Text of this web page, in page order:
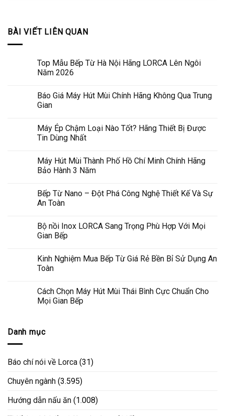
BÀI VIẾT LIÊN QUAN
Top Mẫu Bếp Từ Hà Nội Hãng LORCA Lên Ngôi
Năm 2026
Báo Giá Máy Hút Mùi Chính Hãng Không Qua Trung
Gian
Máy Ép Chậm Loại Nào Tốt? Hãng Thiết Bị Được
Tin Dùng Nhất
Máy Hút Mùi Thành Phố Hồ Chí Minh Chính Hãng
Bảo Hành 3 Năm
Bếp Từ Nano – Đột Phá Công Nghệ Thiết Kế Và Sự
An Toàn
Bộ nồi Inox LORCA Sang Trọng Phù Hợp Với Mọi
Gian Bếp
Kinh Nghiệm Mua Bếp Từ Giá Rẻ Bền Bỉ Sử Dụng An
Toàn
Cách Chọn Máy Hút Mùi Thái Bình Cực Chuẩn Cho
Mọi Gian Bếp
Danh mục
Báo chí nói về Lorca (31)
Chuyên ngành (3.595)
Hướng dẫn nấu ăn (1.008)